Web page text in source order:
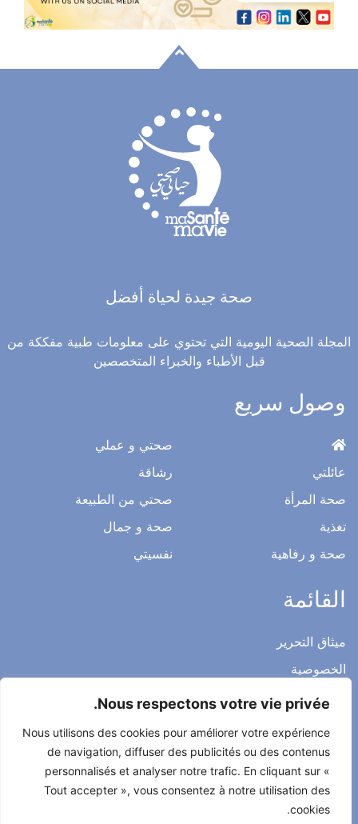
Nous respectons votre vie privée.
Nous utilisons des cookies pour améliorer votre expérience
de navigation, diffuser des publicités ou des contenus
personnalisés et analyser notre trafic. En cliquant sur «
Tout accepter », vous consentez à notre utilisation des
cookies.
صحة جيدة لحياة أفضل
المجلة الصحية اليومية التي تحتوي على معلومات طبية مفككة من
قبل الأطباء والخبراء المتخصصين
وصول سريع
عائلتي
صحة المرأة
تغذية
صحة و رفاهية
صحتي و عملي
رشاقة
صحتي من الطبيعة
صحة و جمال
نفسيتي
القائمة
ميثاق التحرير
الخصوصية
الاشعار القانوني
اتصل بنا